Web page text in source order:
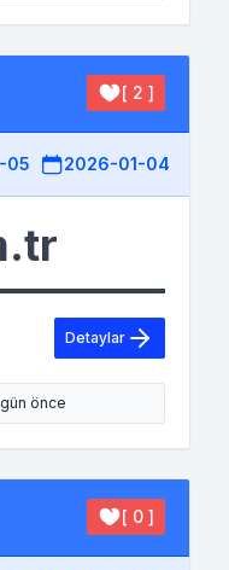
[ 2 ]
05 2026-01-04
Detaylar
önce
[ 0 ]